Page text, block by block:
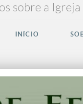
sobre a Igreja
INÍCIO